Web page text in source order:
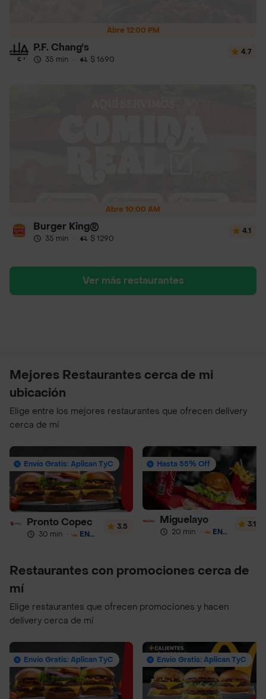
Abre 12:00 PM
P.F. Chang's
35 min · $ 1690
4.7
Abre 10:00 AM
Burger King®
35 min · $ 1290
4.1
Ver más restaurantes
Mejores Restaurantes cerca de mi
ubicación
Elige entre los mejores restaurantes que ofrecen delivery
cerca de mí
Envío Gratis: Aplican TyC
Pronto Copec
30 min · ENVÍO GRATIS
3.5
Hasta 55% Off
Miguelayo
20 min · ENVÍO GRATIS
3.1
Restaurantes con promociones cerca de
mí
Elige restaurantes que ofrecen promociones y hacen
delivery cerca de mí
Envío Gratis: Aplican TyC Envío Gratis: Aplican TyC